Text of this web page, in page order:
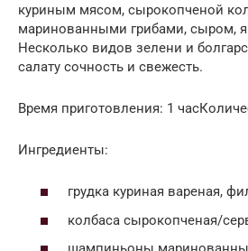
куриным мясом, сырокопченой
маринованными грибами, сыром,
Несколько видов зелени и
салату сочность и свежесть.
Время приготовления: 1
Ингредиенты:
грудка куриная вареная,
колбаса сырокопченая/